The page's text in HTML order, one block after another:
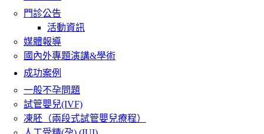
門診公告
活動資訊
媒體報導
國內外專題演講&學術
成功案例
一般不孕問題
試管嬰兒(IVF)
凍胚（兩段式試管嬰兒療程）